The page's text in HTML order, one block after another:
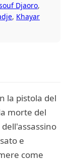
Djaoro,
, Khayar
la pistola del
morte del
e
come